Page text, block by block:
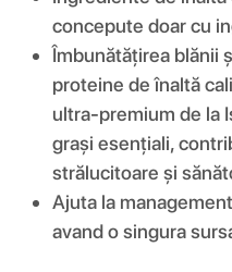
concepute doar cu
Îmbunătățirea blănii
proteine de înaltă
ultra-premium de la
grași esențiali,
strălucitoare și
Ajuta la
avand o singura